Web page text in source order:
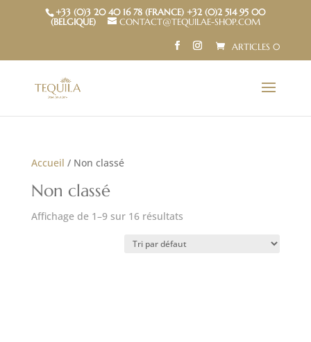
+33 (0)3 20 40 16 78 (FRANCE) +32 (0)2 514 95 00
(BELGIQUE)
CONTACT@TEQUILAE-SHOP.COM
ARTICLES 0
Accueil / Non classé
Non classé
Affichage de 1–9 sur 16 résultats